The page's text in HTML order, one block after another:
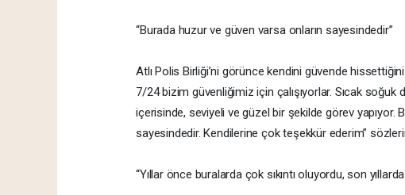
“Burada huzur ve güven varsa onların sayesindedir”
Atlı Polis Birliği’ni görünce kendini güvende
7/24 bizim güvenliğimiz için çalışıyorlar. Sıcak
içerisinde, seviyeli ve güzel bir şekilde görev yapıyor.
sayesindedir. Kendilerine çok teşekkür ederim”
“Yıllar önce buralarda çok sıkıntı oluyordu, son yıllarda